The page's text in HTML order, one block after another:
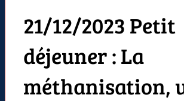
21/12/2023 Petit
déjeuner : La
méthanisation,